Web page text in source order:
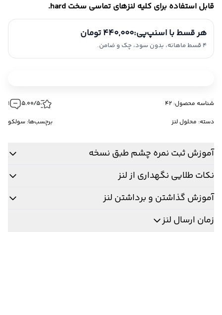
قابل استفاده برای کلیه لنزهای تماسی سخت hard.
هر قسط با اسنپ‌پی:440,000 تومان
4 قسط ماهانه، بدون سود، چک و ضامن.
شناسه محصول: 42 5.00/5
1
دسته: محلول لنز برچسب‌ها: سولکو
آموزش ثبت نمره چشم طبق نسخه
نکات طلایی نگهداری از لنز
آموزش گذاشتن و برداشتن لنز
زمان ارسال لنز